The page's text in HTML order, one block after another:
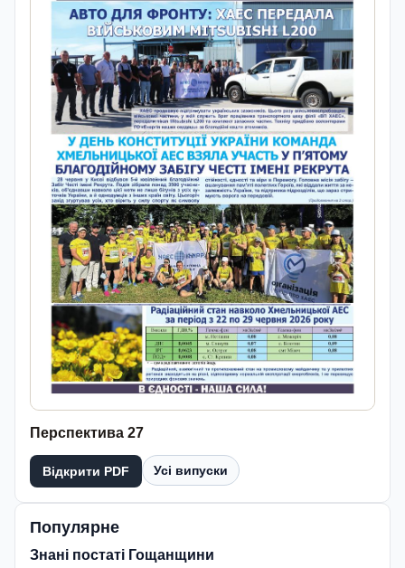
Перспектива 27
Відкрити PDF Усі випуски
Популярне
Знані постаті Гощанщини